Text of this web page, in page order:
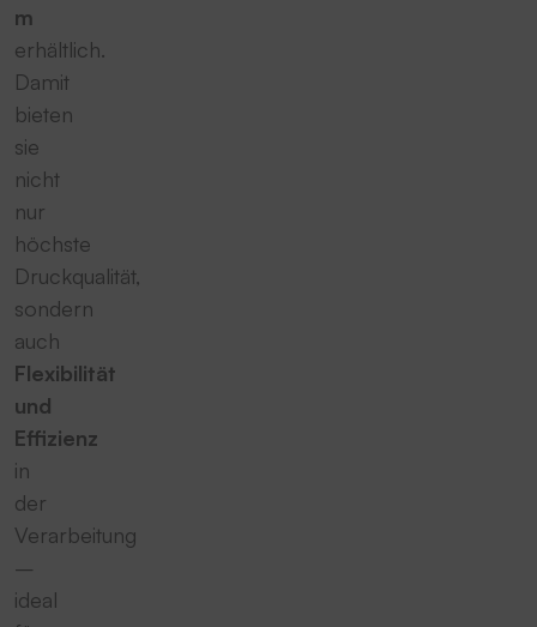
m
erhältlich.
Damit
bieten
sie
nicht
nur
höchste
Druckqualität,
sondern
auch
Flexibilität
und
Effizienz
in
der
Verarbeitung
–
ideal